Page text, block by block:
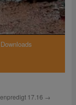
Downloads
17.16 →